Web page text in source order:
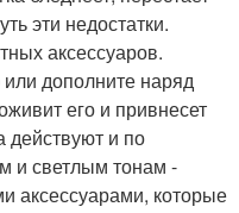
эти недостатки.
аксессуаров.
дополните наряд
его и привнесет
действуют и по
и светлым тонам -
аксессуарами, которые